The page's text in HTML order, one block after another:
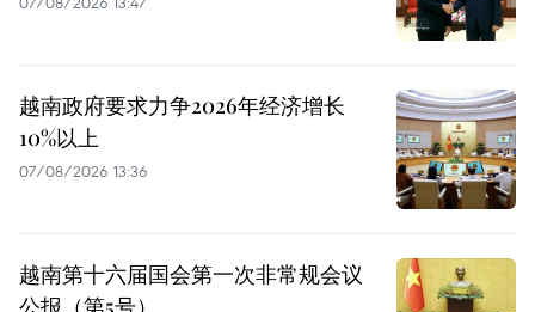
越南政府要求力争2026年经济增长
10%以上
07/08/2026 13:36
越南第十六届国会第一次非常规会议
公报（第5号）